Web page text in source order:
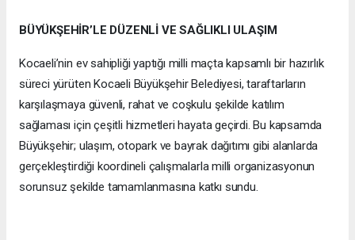
BÜYÜKŞEHİR’LE DÜZENLİ VE SAĞLIKLI ULAŞIM
Kocaeli’nin ev sahipliği yaptığı milli maçta kapsamlı bir hazırlık
süreci yürüten Kocaeli Büyükşehir Belediyesi, taraftarların
karşılaşmaya güvenli, rahat ve coşkulu şekilde katılım
sağlaması için çeşitli hizmetleri hayata geçirdi. Bu kapsamda
Büyükşehir; ulaşım, otopark ve bayrak dağıtımı gibi alanlarda
gerçekleştirdiği koordineli çalışmalarla milli organizasyonun
sorunsuz şekilde tamamlanmasına katkı sundu.